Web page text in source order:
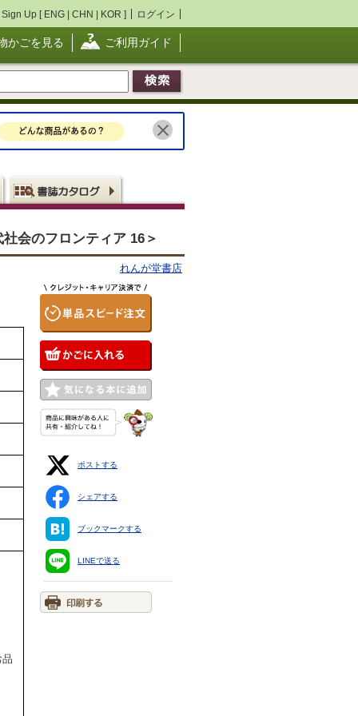
Sign Up [ ENG | CHN | KOR ] ログイン
かごを見る ご利用ガイド
会のフロンティア 16＞
れんが堂書店
ポストする
シェアする
ブックマークする
LINEで送る